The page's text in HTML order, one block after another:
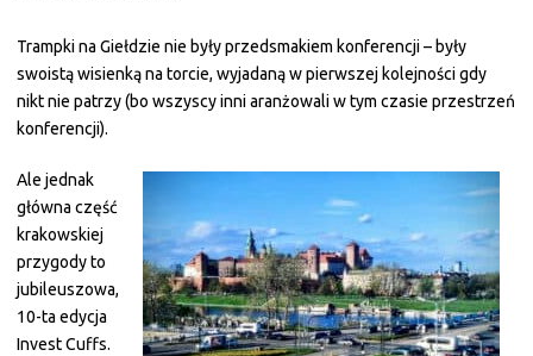
Trampki na Giełdzie nie były przedsmakiem konferencji – były
swoistą wisienką na torcie, wyjadaną w pierwszej kolejności gdy
nikt nie patrzy (bo wszyscy inni aranżowali w tym czasie przestrzeń
konferencji).
Ale jednak
główna część
krakowskiej
przygody to
jubileuszowa,
10-ta edycja
Invest Cuffs.